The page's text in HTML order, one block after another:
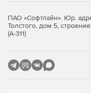
Диаграммы Ганта
имеет свою
очередь и является
ПАО «Софтлайн». Юр.
Толстого, дом 5,
(А-311)